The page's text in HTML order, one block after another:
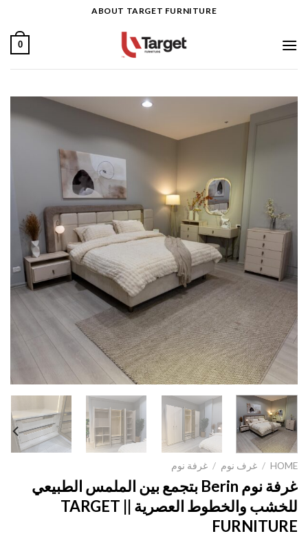
content
ABOUT TARGET FURNITURE
0
HOME
/ غرف نوم / غرفة نوم
غرفة نوم Berin بتجمع بين الملمس الطبيعي
للخشب والخطوط العصرية || TARGET
FURNITURE